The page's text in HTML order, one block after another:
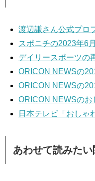
渡辺謙さん公式プロ
スポニチの2023年6
デイリースポーツの
ORICON NEWSの
ORICON NEWSの
ORICON NEWSの
日本テレビ「おしゃ
あわせて読みた